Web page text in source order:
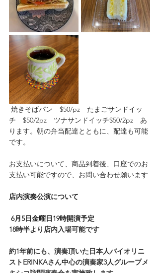
焼きそばパン　$50/pz　たまごサンドイッ
チ　$50/2pz　ツナサンドイッチ$50/2pz　あ
ります。朝の弁当配達とともに、配達も可能
です。
お支払いについて、商品到着後、口座でのお
支払い可能ですので、お問い合わせ願います
店内演奏公演について
6月5日金曜日19時開演予定
18時半より店内入場可能です
約1年前にも、演奏頂いた日本人バイオリニ
ストERINKAさん中心の演奏家3人グループメ